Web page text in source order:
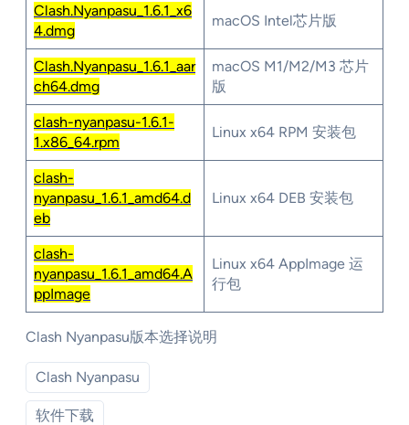
Clash.Nyanpasu_1.6.1_x6
4.dmg
macOS Intel芯片版
Clash.Nyanpasu_1.6.1_aar
ch64.dmg
macOS M1/M2/M3 芯片
版
clash-nyanpasu-1.6.1-
1.x86_64.rpm
Linux x64 RPM 安装包
clash-
nyanpasu_1.6.1_amd64.d
eb
Linux x64 DEB 安装包
clash-
nyanpasu_1.6.1_amd64.A
ppImage
Linux x64 AppImage 运
行包
Clash Nyanpasu版本选择说明
Clash Nyanpasu
软件下载